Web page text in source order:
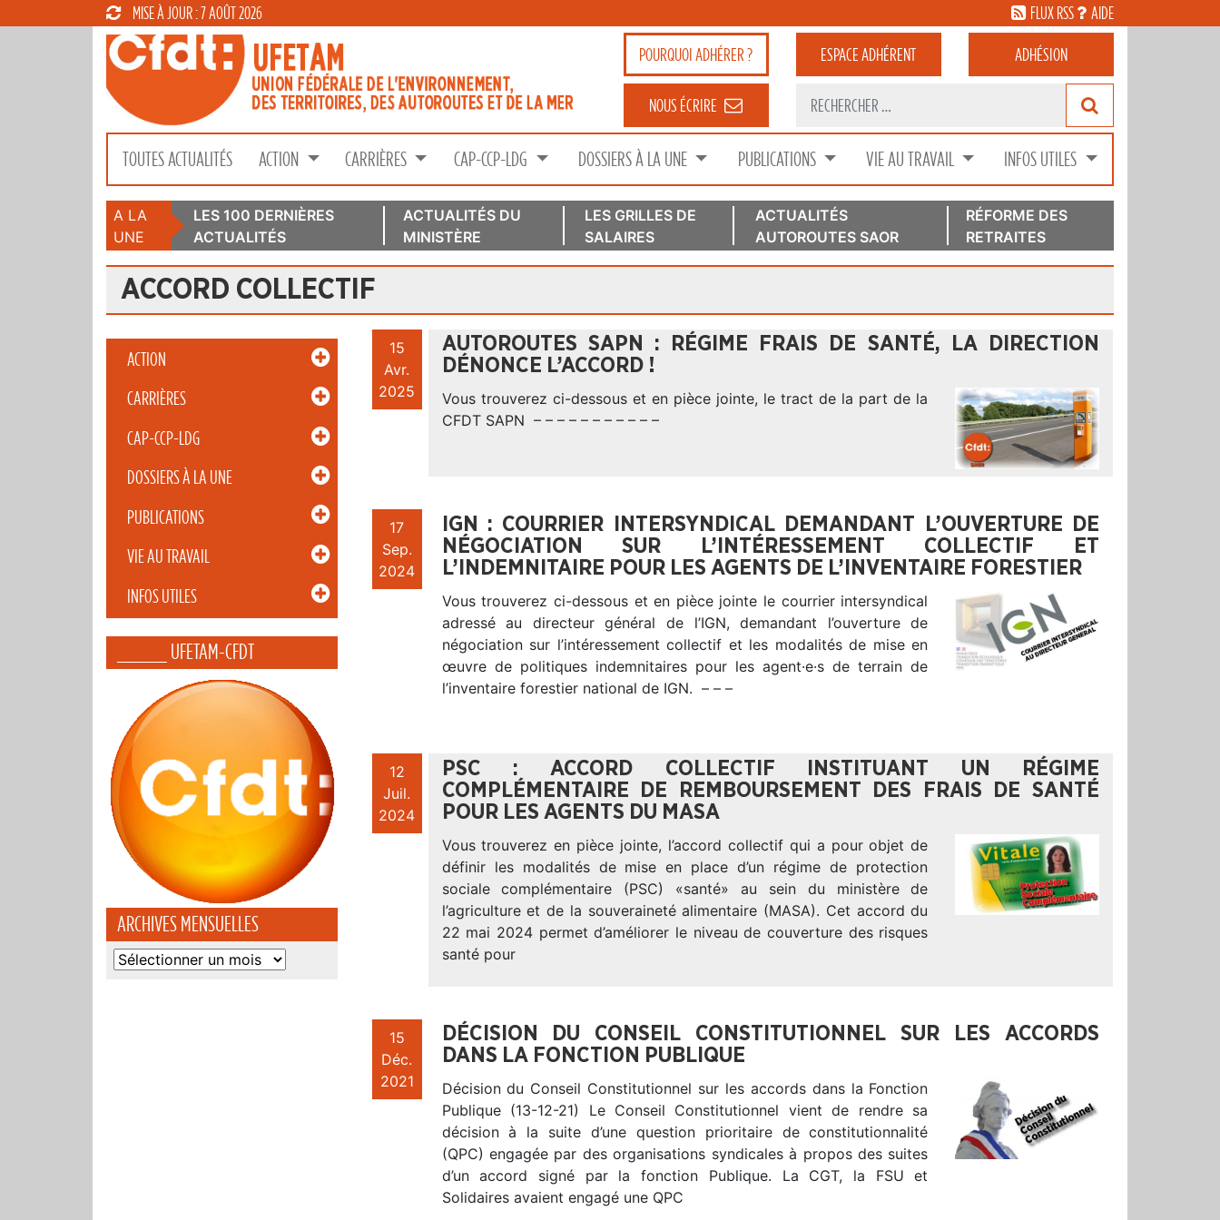
MISE À JOUR : 7 AOÛT 2026 FLUX RSS AIDE
POURQUOIADHÉRER ? ESPACEADHÉRENT ADHÉSION
NOUS ÉCRIRE
TOUTES ACTUALITÉS ACTION CARRIÈRES CAP-CCP-LDG DOSSIERS À LA UNE PUBLICATIONS VIE AU TRAVAIL INFOS UTILES
A LA
UNE
LES 100 DERNIÈRES
ACTUALITÉS
ACTUALITÉS DU
MINISTÈRE
LES GRILLES DE
SALAIRES
ACTUALITÉS
AUTOROUTES SAOR
RÉFORME DES
RETRAITES
ACCORD COLLECTIF
ACTION
CARRIÈRES
CAP-CCP-LDG
DOSSIERS À LA UNE
PUBLICATIONS
VIE AU TRAVAIL
INFOS UTILES
_____ UFETAM-CFDT
ARCHIVES MENSUELLES
Archives
15
Avr.
2025
AUTOROUTES SAPN : RÉGIME FRAIS DE SANTÉ, LA DIRECTION
DÉNONCE L’ACCORD !
Vous trouverez ci-dessous et en pièce jointe, le tract de la part de la
CFDT SAPN – – – – – – – – – – –
17
Sep.
2024
IGN : COURRIER INTERSYNDICAL DEMANDANT L’OUVERTURE DE
NÉGOCIATION SUR L’INTÉRESSEMENT COLLECTIF ET
L’INDEMNITAIRE POUR LES AGENTS DE L’INVENTAIRE FORESTIER
Vous trouverez ci-dessous et en pièce jointe le courrier intersyndical
adressé au directeur général de l’IGN, demandant l’ouverture de
négociation sur l’intéressement collectif et les modalités de mise en
œuvre de politiques indemnitaires pour les agent·e·s de terrain de
l’inventaire forestier national de IGN. – – –
12
Juil.
2024
PSC : ACCORD COLLECTIF INSTITUANT UN RÉGIME
COMPLÉMENTAIRE DE REMBOURSEMENT DES FRAIS DE SANTÉ
POUR LES AGENTS DU MASA
Vous trouverez en pièce jointe, l’accord collectif qui a pour objet de
définir les modalités de mise en place d’un régime de protection
sociale complémentaire (PSC) «santé» au sein du ministère de
l’agriculture et de la souveraineté alimentaire (MASA). Cet accord du
22 mai 2024 permet d’améliorer le niveau de couverture des risques
santé pour
15
Déc.
2021
DÉCISION DU CONSEIL CONSTITUTIONNEL SUR LES ACCORDS
DANS LA FONCTION PUBLIQUE
Décision du Conseil Constitutionnel sur les accords dans la Fonction
Publique (13-12-21) Le Conseil Constitutionnel vient de rendre sa
décision à la suite d’une question prioritaire de constitutionnalité
(QPC) engagée par des organisations syndicales à propos des suites
d’un accord signé par la fonction Publique. La CGT, la FSU et
Solidaires avaient engagé une QPC